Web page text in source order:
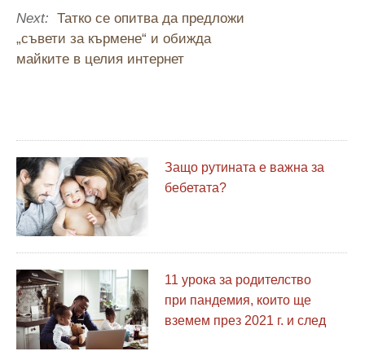
Next: Татко се опитва да предложи
„съвети за кърмене“ и обижда
майките в целия интернет
Защо рутината е важна за
бебетата?
11 урока за родителство
при пандемия, които ще
вземем през 2021 г. и след